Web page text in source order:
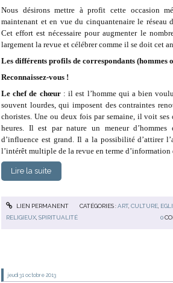
Nous désirons mettre à profit cette occasion
maintenant et en vue du cinquantenaire le réseau
Cet effort est nécessaire pour augmenter le
largement la revue et célébrer comme il se doit cet
Les différents profils de correspondants (hommes
Reconnaissez-vous !
Le chef de chœur: il est l’homme qui a bien
souvent lourdes, qui imposent des contraintes
choristes. Une ou deux fois par semaine, il voit ses
heures. Il est par nature un meneur
d’influence est grand. Il a la possibilité d’attirer
l’intérêt multiple de la revue en terme
Lire la suite
LIEN PERMANENT CATÉGORIES :ART, CULTURE,
RELIGIEUX ,SPIRITUALITÉ 0
jeudi 31 octobre 2013